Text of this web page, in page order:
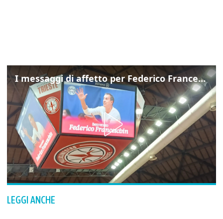
I messaggi di affetto per Federico Franceschin: così il mondo del basket gli è stato accanto fino all’ultimo
LEGGI ANCHE